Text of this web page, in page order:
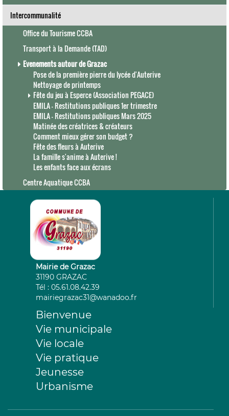
Intercommunalité
Office du Tourisme CCBA
Transport à la Demande (TAD)
Evenements autour de Grazac
Pose de la première pierre du lycée d'Auterive
Nettoyage de printemps
Fête du jeu à Esperce (Association PEGACE)
EMILA - Restitutions publiques 1er trimestre
EMILA - Restitutions publiques Mars 2025
Matinée des créatrices & créateurs
Comment mieux gérer son budget ?
Fête des fleurs à Auterive
La famille s'anime à Auterive !
Les enfants face aux écrans
Centre Aquatique CCBA
Mairie de Grazac
31190 GRAZAC
Tél : 05.61.08.42.39
mairiegrazac31@wanadoo.fr
Bienvenue
Vie municipale
Vie locale
Vie pratique
Jeunesse
Urbanisme